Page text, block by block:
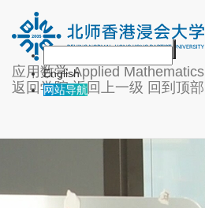
应用数学 Applied Mathematics
返回学院 返回上一级 回到顶部
English
网站导航